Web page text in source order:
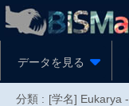
データを見る
分類 : [学名] Eukarya